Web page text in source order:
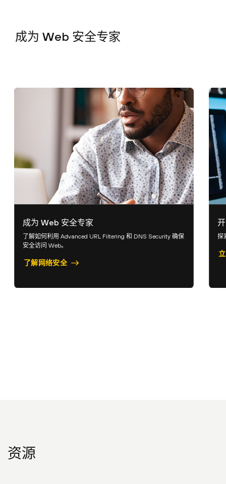
成为 Web 安全专家
成为 Web 安全专家
了解如何利用 Advanced URL Filtering 和 DNS Security 确保
安全访问 Web。
了解网络安全
探
资源